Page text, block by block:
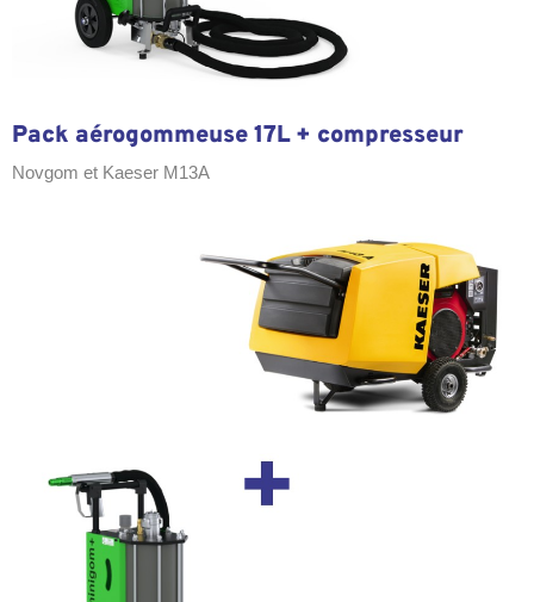
Pack aérogommeuse 17L + compresseur
Novgom et Kaeser M13A